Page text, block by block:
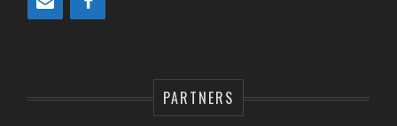
PARTNERS